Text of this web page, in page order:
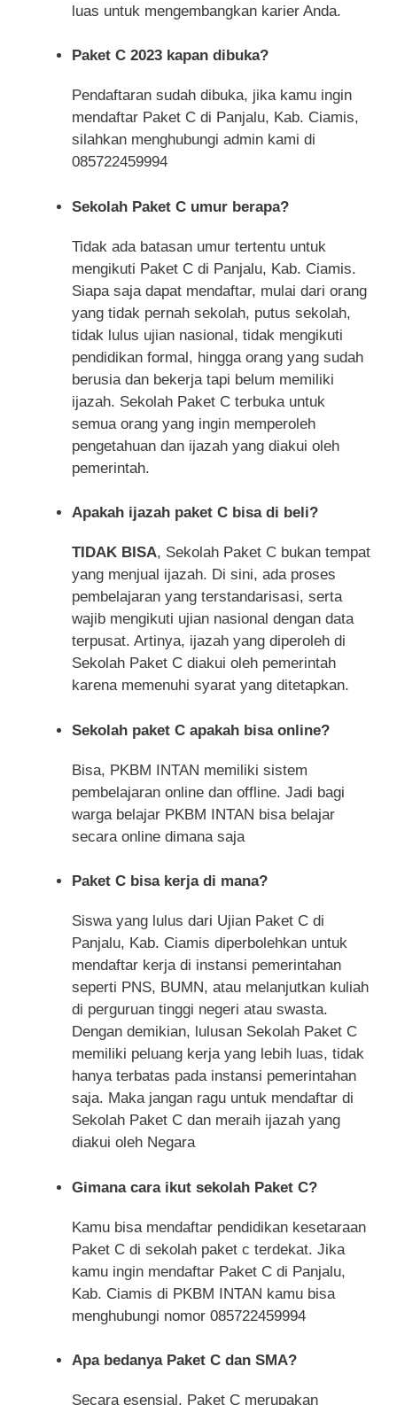
luas untuk mengembangkan karier Anda.
Paket C 2023 kapan dibuka?
Pendaftaran sudah dibuka, jika kamu ingin
mendaftar Paket C di Panjalu, Kab. Ciamis,
silahkan menghubungi admin kami di
085722459994
Sekolah Paket C umur berapa?
Tidak ada batasan umur tertentu untuk
mengikuti Paket C di Panjalu, Kab. Ciamis.
Siapa saja dapat mendaftar, mulai dari orang
yang tidak pernah sekolah, putus sekolah,
tidak lulus ujian nasional, tidak mengikuti
pendidikan formal, hingga orang yang sudah
berusia dan bekerja tapi belum memiliki
ijazah. Sekolah Paket C terbuka untuk
semua orang yang ingin memperoleh
pengetahuan dan ijazah yang diakui oleh
pemerintah.
Apakah ijazah paket C bisa di beli?
TIDAK BISA, Sekolah Paket C bukan tempat
yang menjual ijazah. Di sini, ada proses
pembelajaran yang terstandarisasi, serta
wajib mengikuti ujian nasional dengan data
terpusat. Artinya, ijazah yang diperoleh di
Sekolah Paket C diakui oleh pemerintah
karena memenuhi syarat yang ditetapkan.
Sekolah paket C apakah bisa online?
Bisa, PKBM INTAN memiliki sistem
pembelajaran online dan offline. Jadi bagi
warga belajar PKBM INTAN bisa belajar
secara online dimana saja
Paket C bisa kerja di mana?
Siswa yang lulus dari Ujian Paket C di
Panjalu, Kab. Ciamis diperbolehkan untuk
mendaftar kerja di instansi pemerintahan
seperti PNS, BUMN, atau melanjutkan kuliah
di perguruan tinggi negeri atau swasta.
Dengan demikian, lulusan Sekolah Paket C
memiliki peluang kerja yang lebih luas, tidak
hanya terbatas pada instansi pemerintahan
saja. Maka jangan ragu untuk mendaftar di
Sekolah Paket C dan meraih ijazah yang
diakui oleh Negara
Gimana cara ikut sekolah Paket C?
Kamu bisa mendaftar pendidikan kesetaraan
Paket C di sekolah paket c terdekat. Jika
kamu ingin mendaftar Paket C di Panjalu,
Kab. Ciamis di PKBM INTAN kamu bisa
menghubungi nomor 085722459994
Apa bedanya Paket C dan SMA?
Secara esensial, Paket C merupakan